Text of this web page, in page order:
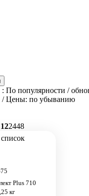
: По популярности /
/Цены: по убыванию
122448
Plus 710
кг